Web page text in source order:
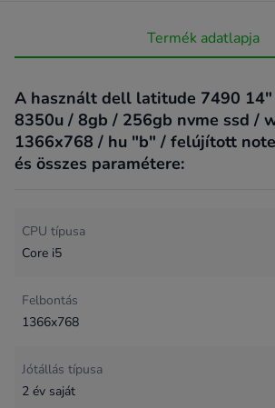
Termék adatlapja
A használt dell latitude 7490
8350u / 8gb / 256gb nvme ssd /
1366x768 / hu "b" / felújított
és összes paramétere:
CPU típusa
Core i5
Felbontás
1366x768
Jótállás típusa
2 év saját